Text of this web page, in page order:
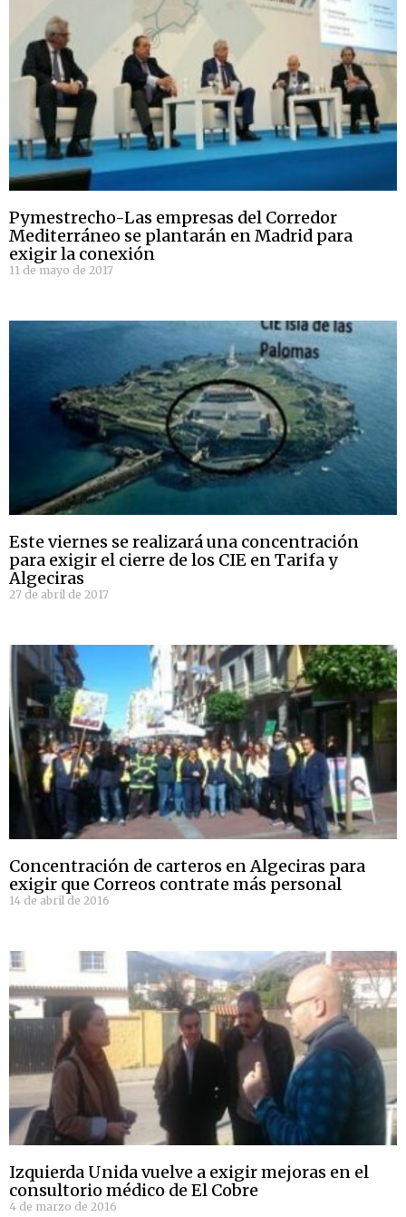
Pymestrecho-Las empresas del Corredor
Mediterráneo se plantarán en Madrid para
exigir la conexión
11 de mayo de 2017
Este viernes se realizará una concentración
para exigir el cierre de los CIE en Tarifa y
Algeciras
27 de abril de 2017
Concentración de carteros en Algeciras para
exigir que Correos contrate más personal
14 de abril de 2016
Izquierda Unida vuelve a exigir mejoras en el
consultorio médico de El Cobre
4 de marzo de 2016